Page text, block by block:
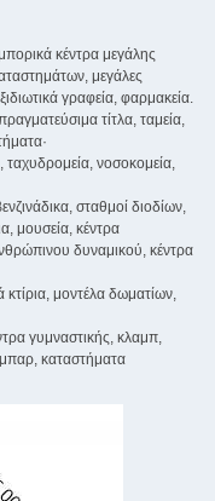
κέντρα μεγάλης
μεγάλες
γραφεία, φαρμακεία.
τίτλα, ταμεία,
ταχυδρομεία, νοσοκομεία,
σταθμοί διοδίων,
μουσεία, κέντρα
δυναμικού, κέντρα
κτίρια, μοντέλα δωματίων,
γυμναστικής, κλαμπ,
καταστήματα